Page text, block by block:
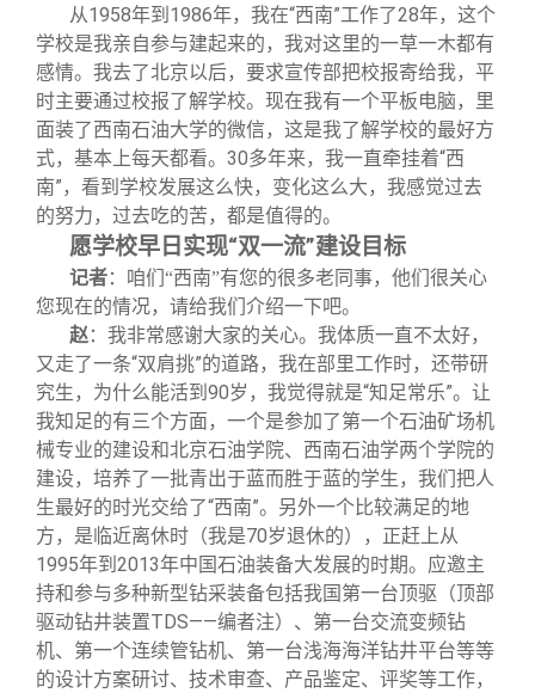
从1958年到1986年，我在“西南”工作了28年，这个
学校是我亲自参与建起来的，我对这里的一草一木都有
感情。我去了北京以后，要求宣传部把校报寄给我，平
时主要通过校报了解学校。现在我有一个平板电脑，里
面装了西南石油大学的微信，这是我了解学校的最好方
式，基本上每天都看。30多年来，我一直牵挂着“西
南”，看到学校发展这么快，变化这么大，我感觉过去
的努力，过去吃的苦，都是值得的。
愿学校早日实现“双一流”建设目标
记者：咱们“西南”有您的很多老同事，他们很关心
您现在的情况，请给我们介绍一下吧。
赵：我非常感谢大家的关心。我体质一直不太好，
又走了一条“双肩挑”的道路，我在部里工作时，还带研
究生，为什么能活到90岁，我觉得就是“知足常乐”。让
我知足的有三个方面，一个是参加了第一个石油矿场机
械专业的建设和北京石油学院、西南石油学两个学院的
建设，培养了一批青出于蓝而胜于蓝的学生，我们把人
生最好的时光交给了“西南”。另外一个比较满足的地
方，是临近离休时（我是70岁退休的），正赶上从
1995年到2013年中国石油装备大发展的时期。应邀主
持和参与多种新型钻采装备包括我国第一台顶驱（顶部
驱动钻井装置TDS——编者注）、第一台交流变频钻
机、第一个连续管钻机、第一台浅海海洋钻井平台等等
的设计方案研讨、技术审查、产品鉴定、评奖等工作，